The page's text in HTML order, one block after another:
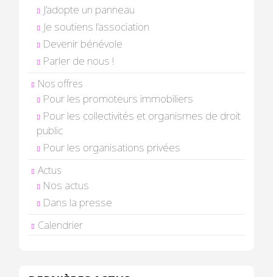
J’adopte un panneau
Je soutiens l’association
Devenir bénévole
Parler de nous !
Nos offres
Pour les promoteurs immobiliers
Pour les collectivités et organismes de droit
public
Pour les organisations privées
Actus
Nos actus
Dans la presse
Calendrier